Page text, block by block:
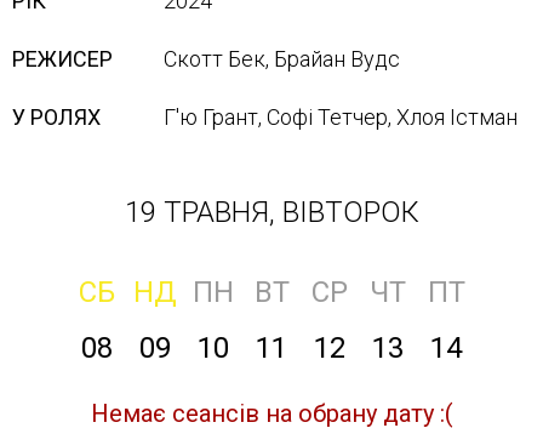
РЕЖИСЕР Скотт Бек, Брайан Вудс
У РОЛЯХ Г'ю Грант, Софі Тетчер, Хлоя Істман
19 ТРАВНЯ, ВІВТОРОК
СБ НД ПН ВТ СР ЧТ
ПТ
08
09 10 11 12 13 14
Немає сеансів на обрану дату :(